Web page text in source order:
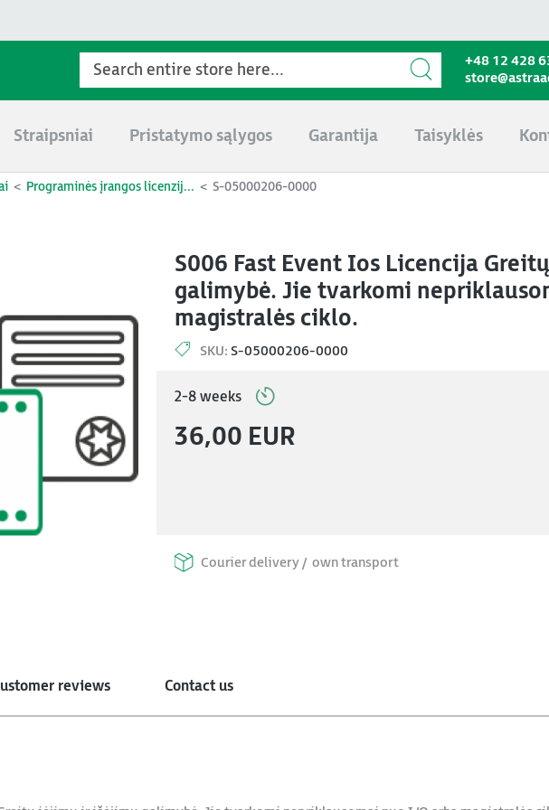
+48 12 428
Straipsniai Pristatymo sąlygos Garantija Taisyklės
Programinės įrangos licenzij... S-05000206-0000
S006 Fast Event Ios Licencija
galimybė. Jie tvarkomi
magistralės ciklo.
SKU: S-05000206-0000
2-8 weeks
36,00 EUR
Courier delivery / own transport
reviews Contact us